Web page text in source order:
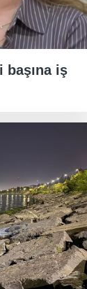
başına iş